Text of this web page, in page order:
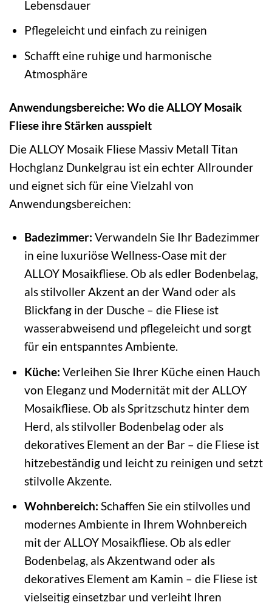
Lebensdauer
Pflegeleicht und einfach zu reinigen
Schafft eine ruhige und harmonische
Atmosphäre
Anwendungsbereiche: Wo die ALLOY Mosaik
Fliese ihre Stärken ausspielt
Die ALLOY Mosaik Fliese Massiv Metall Titan
Hochglanz Dunkelgrau ist ein echter Allrounder
und eignet sich für eine Vielzahl von
Anwendungsbereichen:
Badezimmer: Verwandeln Sie Ihr Badezimmer
in eine luxuriöse Wellness-Oase mit der
ALLOY Mosaikfliese. Ob als edler Bodenbelag,
als stilvoller Akzent an der Wand oder als
Blickfang in der Dusche – die Fliese ist
wasserabweisend und pflegeleicht und sorgt
für ein entspanntes Ambiente.
Küche: Verleihen Sie Ihrer Küche einen Hauch
von Eleganz und Modernität mit der ALLOY
Mosaikfliese. Ob als Spritzschutz hinter dem
Herd, als stilvoller Bodenbelag oder als
dekoratives Element an der Bar – die Fliese ist
hitzebeständig und leicht zu reinigen und setzt
stilvolle Akzente.
Wohnbereich: Schaffen Sie ein stilvolles und
modernes Ambiente in Ihrem Wohnbereich
mit der ALLOY Mosaikfliese. Ob als edler
Bodenbelag, als Akzentwand oder als
dekoratives Element am Kamin – die Fliese ist
vielseitig einsetzbar und verleiht Ihren